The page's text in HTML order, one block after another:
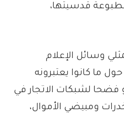
قدسيتها،
وسائل الإعلام
ما كانوا يعتبرونه
أو فضحا لشبكات الاتجار في
ومبيضي الأموال،